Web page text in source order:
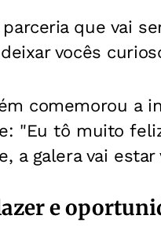
que vai
vocês
comemorou a
"Eu tô muito
a galera vai
e